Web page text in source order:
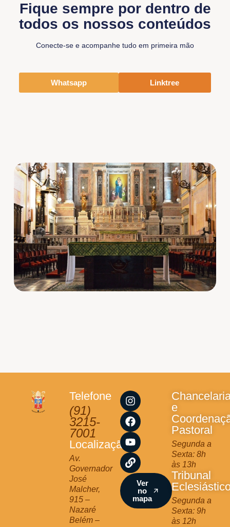
Fique sempre por dentro de
todos os nossos conteúdos
Conecte-se e acompanhe tudo em primeira mão
Whatsapp Linktree
Telefone
(91)
3215-
7001
Localização
Av.
Governador
José
Malcher,
915 –
Nazaré
Belém –
I
n
s
t
a
g
r
a
m
F
a
c
e
b
o
o
k
Y
o
u
t
u
b
e
L
i
n
k
Ver
no
mapa
e
Pastoral
Segunda a
Sexta: 8h
às 13h
Tribunal
Segunda a
Sexta: 9h
às 12h